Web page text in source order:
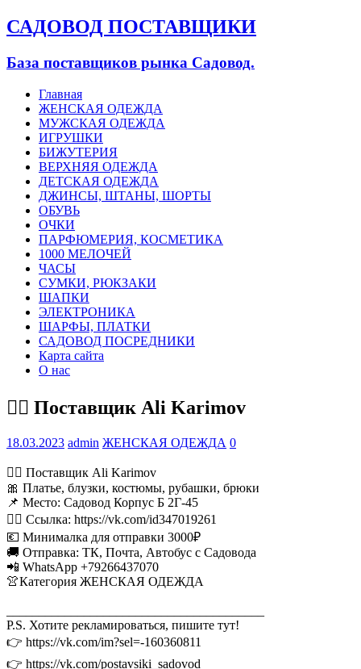
САДОВОД ПОСТАВЩИКИ
База поставщиков рынка Садовод.
Главная
ЖЕНСКАЯ ОДЕЖДА
МУЖСКАЯ ОДЕЖДА
ИГРУШКИ
БИЖУТЕРИЯ
ВЕРХНЯЯ ОДЕЖДА
ДЕТСКАЯ ОДЕЖДА
ДЖИНСЫ, ШТАНЫ, ШОРТЫ
ОБУВЬ
ОЧКИ
ПАРФЮМЕРИЯ, КОСМЕТИКА
1000 МЕЛОЧЕЙ
ЧАСЫ
СУМКИ, РЮКЗАКИ
ШАПКИ
ЭЛЕКТРОНИКА
ШАРФЫ, ПЛАТКИ
САДОВОД ПОСРЕДНИКИ
Карта сайта
О нас
💁‍♂ Поставщик Ali Karimov
18.03.2023 admin ЖЕНСКАЯ ОДЕЖДА 0
💁‍♂ Поставщик Ali Karimov
🎀 Платье, блузки, костюмы, рубашки, брюки
📌 Место: Садовод Корпус Б 2Г-45
👉🏻 Ссылка: https://vk.com/id347019261
💶 Минималка для отправки 3000₽
🚚 Отправка: ТК, Почта, Автобус с Садовода
📲 WhatsApp +79266437070
👚Категория ЖЕНСКАЯ ОДЕЖДА
P.S. Хотите рекламироваться, пишите тут!
👉 https://vk.com/im?sel=-160360811
👉 https://vk.com/postavsiki_sadovod